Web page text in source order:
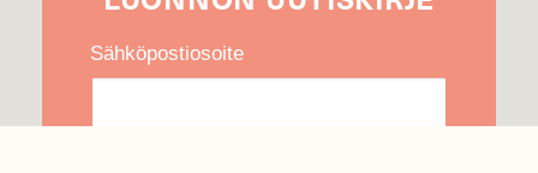
Sähköpostiosoite